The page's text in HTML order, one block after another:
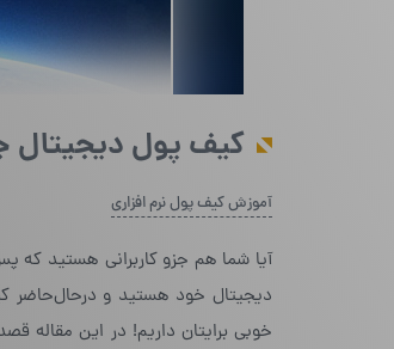
کیف پول دیجیتال
آموزش کیف پول نرم افزاری
آیا شما هم جزو کاربرانی هستید که
خوبی برایتان داریم! در این مقاله